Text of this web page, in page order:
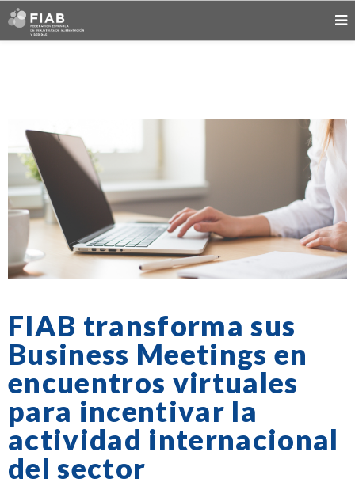
FIAB transforma sus
Business Meetings en
encuentros virtuales
para incentivar la
actividad internacional
del sector